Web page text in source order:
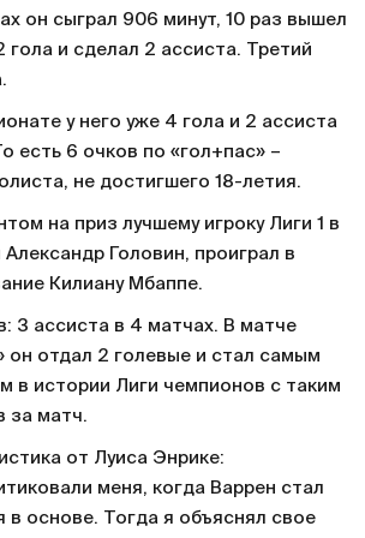
он сыграл 906 минут, 10 раз вышел
гола и сделал 2 ассиста. Третий
у него уже 4 гола и 2 ассиста
есть 6 очков по «гол+пас» –
не достигшего 18-летия.
на приз лучшему игроку Лиги 1 в
Головин, проиграл в
Килиану Мбаппе.
3 ассиста в 4 матчах. В матче
он отдал 2 голевые и стал самым
в истории Лиги чемпионов с таким
за матч.
от Луиса Энрике:
меня, когда Варрен стал
в основе. Тогда я объяснял свое